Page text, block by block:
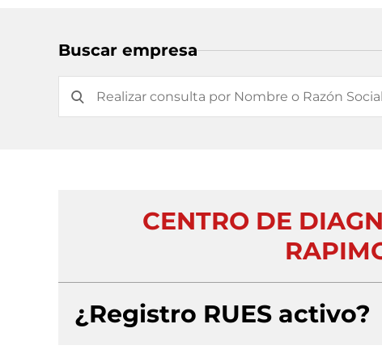
Buscar empresa
CENTRO DE
¿Registro RUES activo?